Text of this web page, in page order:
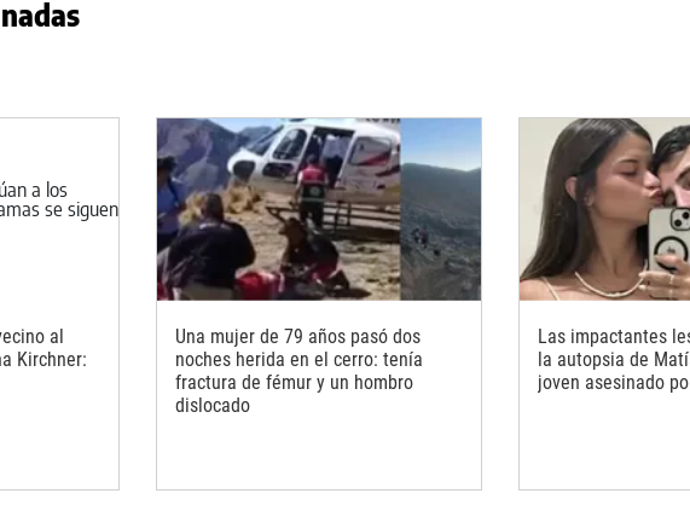
al
Kirchner:
Una mujer de 79 años pasó dos
noches herida en el cerro: tenía
fractura de fémur y un hombro
dislocado
Las impactantes
la autopsia de
joven asesinado